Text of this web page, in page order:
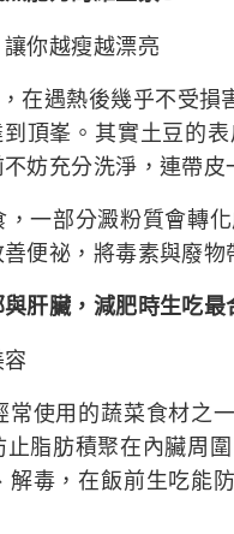
你越瘦越漂亮
遇熱後幾乎不受損
頂峯。其實土豆的
妨充分洗淨，連帶皮
部分澱粉質會轉化
便祕，將毒素與廢物
肝臟，減肥時生吃最
使用的蔬菜食材之
脂肪積聚在內臟周
毒，在飯前生吃能